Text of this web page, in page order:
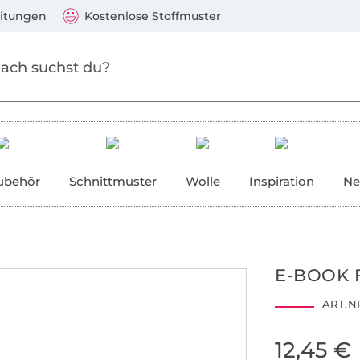
Kostenlose Stoffmuster
Schnittmuster Wolle Inspiration
E-BOOK
12,45 €
Mastercard, PayPal, Giropay, Kauf auf Rechnung,